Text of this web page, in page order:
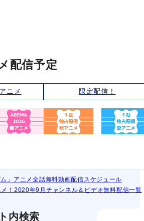
配信予定
ニメ 限定配信！
ム」アニメ全話無料動画配信スケジュール
！2020年9月チャンネル＆ビデオ無料配信一覧
内検索